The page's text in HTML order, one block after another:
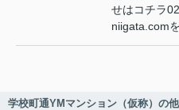
せはコチラ
niigata.com
学校町通YMマンション（仮称）の